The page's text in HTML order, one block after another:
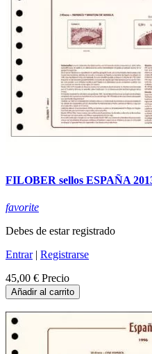
FILOBER sellos ESPAÑA
favorite
Debes de estar registrado
Entrar| Registrarse
45,00 € Precio
Añadir al carrito